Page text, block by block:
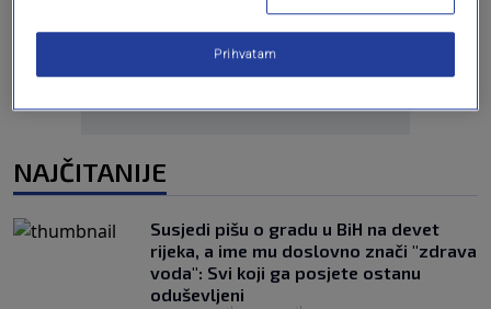
NAJČITANIJE
Susjedi pišu o gradu u BiH na devet
rijeka, a ime mu doslovno znači "zdrava
voda": Svi koji ga posjete ostanu
oduševljeni
Prihvatam